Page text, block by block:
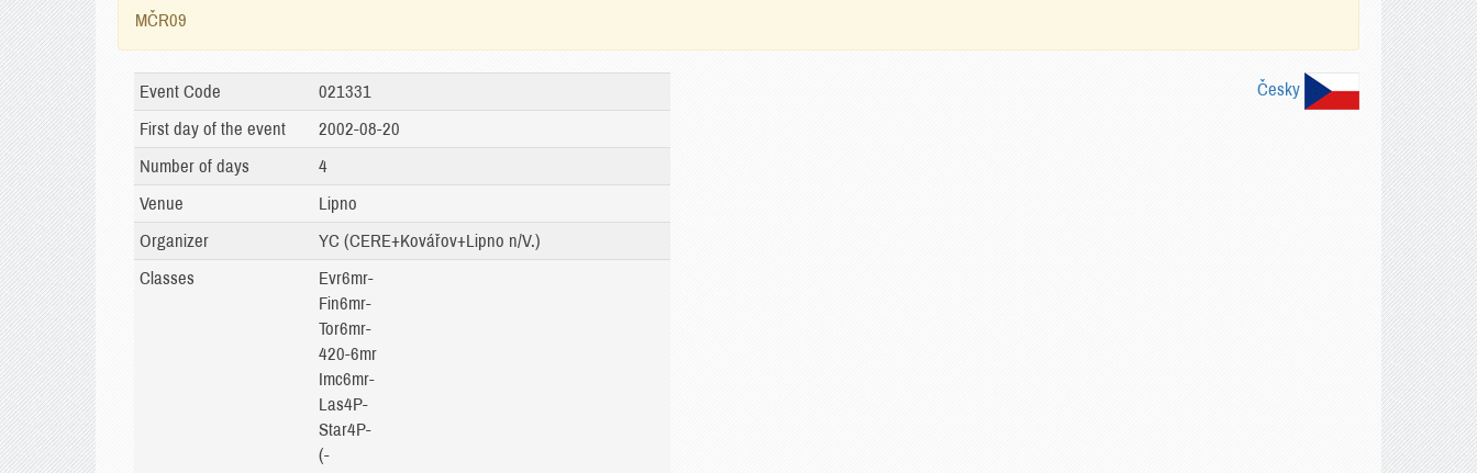
MČR09
Česky
Event Code
021331
First day of the event
2002-08-20
Number of days
4
Venue
Lipno
Organizer
YC (CERE+Kovářov+Lipno n/V.)
Classes
Evr6mr-
Fin6mr-
Tor6mr-
420-6mr
Imc6mr-
Las4P-
Star4P-
(-